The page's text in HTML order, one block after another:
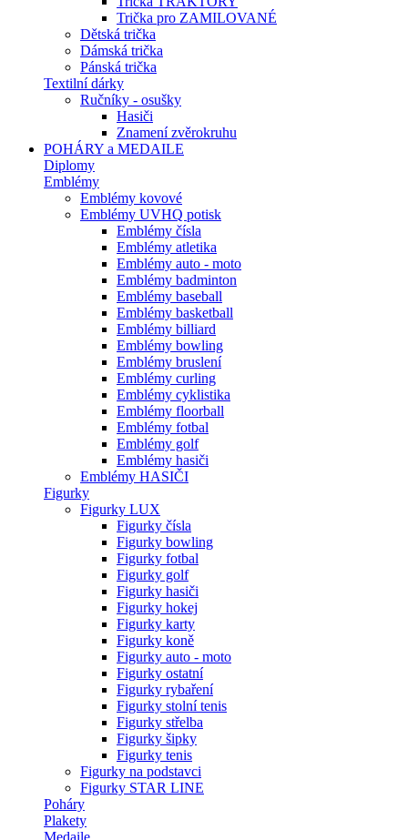
Trička pro ZAMILOVANÉ
Dětská trička
Dámská trička
Pánská trička
Textilní dárky
Ručníky - osušky
Hasiči
Znamení zvěrokruhu
POHÁRY a MEDAILE
Diplomy
Emblémy
Emblémy kovové
Emblémy UVHQ potisk
Emblémy čísla
Emblémy atletika
Emblémy auto - moto
Emblémy badminton
Emblémy baseball
Emblémy basketball
Emblémy billiard
Emblémy bowling
Emblémy bruslení
Emblémy curling
Emblémy cyklistika
Emblémy floorball
Emblémy fotbal
Emblémy golf
Emblémy hasiči
Emblémy HASIČI
Figurky
Figurky LUX
Figurky čísla
Figurky bowling
Figurky fotbal
Figurky golf
Figurky hasiči
Figurky hokej
Figurky karty
Figurky koně
Figurky auto - moto
Figurky ostatní
Figurky rybaření
Figurky stolní tenis
Figurky střelba
Figurky šipky
Figurky tenis
Figurky na podstavci
Figurky STAR LINE
Poháry
Plakety
Medaile